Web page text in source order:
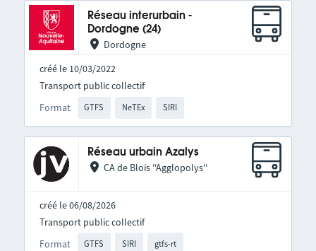
Réseau interurbain -
Dordogne (24)
Dordogne
créé le 10/03/2022
Format GTFS NeTEx SIRI
Transport public collectif
Réseau urbain Azalys
CA de Blois ''Agglopolys''
créé le 06/08/2026
Format GTFS SIRI gtfs-rt
Transport public collectif